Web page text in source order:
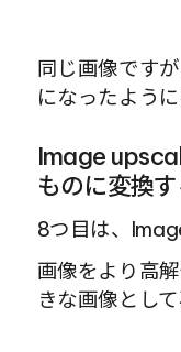
同じ画像です
になったように
Image
ものに変換
8つ目は、
画像をより高
きな画像とし